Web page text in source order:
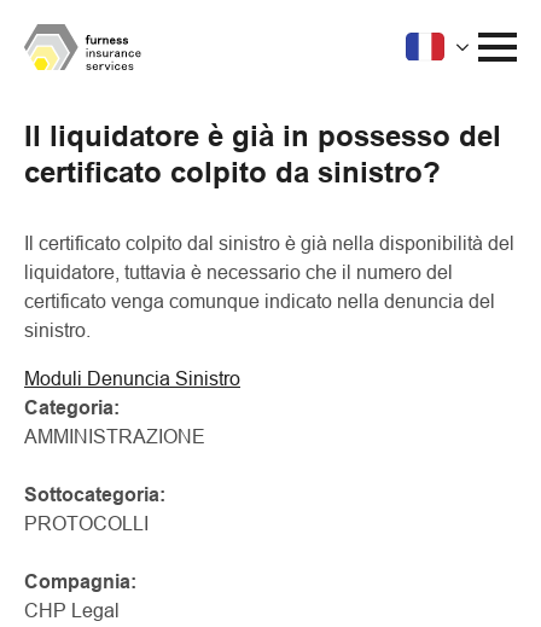
Il liquidatore è già in possesso del
certificato colpito da sinistro?
Il certificato colpito dal sinistro è già nella disponibilità del
liquidatore, tuttavia è necessario che il numero del
certificato venga comunque indicato nella denuncia del
sinistro.
Moduli Denuncia Sinistro
Categoria:
AMMINISTRAZIONE
Sottocategoria:
PROTOCOLLI
Compagnia:
CHP Legal